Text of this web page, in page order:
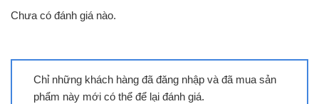
Chưa có đánh giá nào.
Chỉ những khách hàng đã đăng nhập và đã mua sản
phẩm này mới có thể để lại đánh giá.